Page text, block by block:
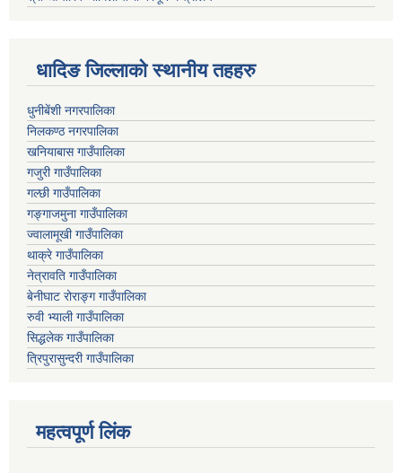
धादिङ जिल्लाकाे स्थानीय तहहरु
धुनीबेंशी नगरपालिका
निलकण्ठ नगरपालिका
खनियाबास गाउँपालिका
गजुरी गाउँपालिका
गल्छी गाउँपालिका
गङ्गाजमुना गाउँपालिका
ज्वालामूखी गाउँपालिका
थाक्रे गाउँपालिका
नेत्रावति गाउँपालिका
बेनीघाट रोराङ्ग गाउँपालिका
रुवी भ्याली गाउँपालिका
सिद्धलेक गाउँपालिका
त्रिपुरासुन्दरी गाउँपालिका
महत्वपूर्ण लिंक